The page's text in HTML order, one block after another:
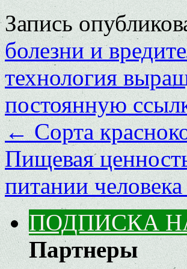
Запись
болезни и
технология
постоянную
←Сорта
Пищевая
питании человека
ПОДПИСКА
Партнеры